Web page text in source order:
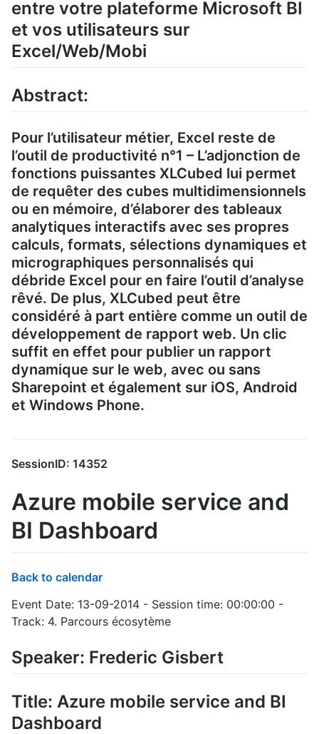
entre votre plateforme Microsoft BI
et vos utilisateurs sur
Excel/Web/Mobi
Abstract:
Pour l’utilisateur métier, Excel reste de
l’outil de productivité n°1 – L’adjonction de
fonctions puissantes XLCubed lui permet
de requêter des cubes multidimensionnels
ou en mémoire, d’élaborer des tableaux
analytiques interactifs avec ses propres
calculs, formats, sélections dynamiques et
micrographiques personnalisés qui
débride Excel pour en faire l’outil d’analyse
rêvé. De plus, XLCubed peut être
considéré à part entière comme un outil de
développement de rapport web. Un clic
suffit en effet pour publier un rapport
dynamique sur le web, avec ou sans
Sharepoint et également sur iOS, Android
et Windows Phone.
SessionID: 14352
Azure mobile service and
BI Dashboard
Back to calendar
Event Date: 13-09-2014 - Session time: 00:00:00 -
Track: 4. Parcours écosytème
Speaker: Frederic Gisbert
Title: Azure mobile service and BI
Dashboard